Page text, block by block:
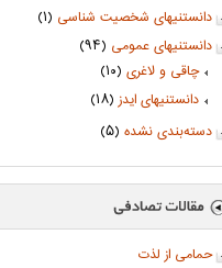
دانستنیهای شخصیت شناسی (۱)
دانستنیهای عمومی (۹۴)
چاقی و لاغری (۱۰)
دانستنیهای ایدز(۱۸)
دسته‌بندی نشده (۵)
حمامی از لذت